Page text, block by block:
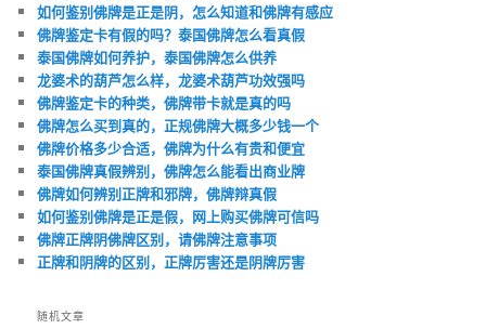
如何鉴别佛牌是正是阴，怎么知道和佛牌有感应
佛牌鉴定卡有假的吗？泰国佛牌怎么看真假
泰国佛牌如何养护，泰国佛牌怎么供养
龙婆术的葫芦怎么样，龙婆术葫芦功效强吗
佛牌鉴定卡的种类，佛牌带卡就是真的吗
佛牌怎么买到真的，正规佛牌大概多少钱一个
佛牌价格多少合适，佛牌为什么有贵和便宜
泰国佛牌真假辨别，佛牌怎么能看出商业牌
佛牌如何辨别正牌和邪牌，佛牌辩真假
如何鉴别佛牌是正是假，网上购买佛牌可信吗
佛牌正牌阴佛牌区别，请佛牌注意事项
正牌和阴牌的区别，正牌厉害还是阴牌厉害
随机文章